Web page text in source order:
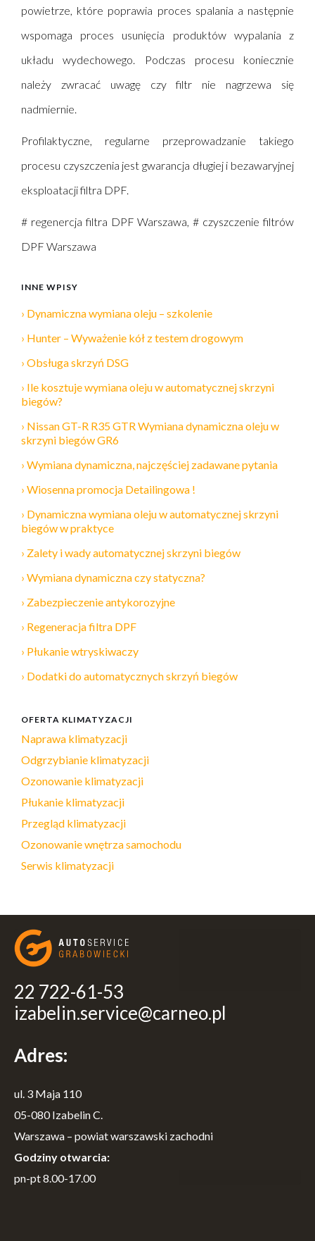
powietrze, które poprawia proces spalania a następnie
wspomaga proces usunięcia produktów wypalania z
układu wydechowego. Podczas procesu koniecznie
należy zwracać uwagę czy filtr nie nagrzewa się
nadmiernie.
Profilaktyczne, regularne przeprowadzanie takiego
procesu czyszczenia jest gwarancja długiej i bezawaryjnej
eksploatacji filtra DPF.
# regenercja filtra DPF Warszawa, # czyszczenie filtrów
DPF Warszawa
INNE WPISY
Dynamiczna wymiana oleju – szkolenie
Hunter – Wyważenie kół z testem drogowym
Obsługa skrzyń DSG
Ile kosztuje wymiana oleju w automatycznej skrzyni
biegów?
Nissan GT-R R35 GTR Wymiana dynamiczna oleju w
skrzyni biegów GR6
Wymiana dynamiczna, najczęściej zadawane pytania
Wiosenna promocja Detailingowa !
Dynamiczna wymiana oleju w automatycznej skrzyni
biegów w praktyce
Zalety i wady automatycznej skrzyni biegów
Wymiana dynamiczna czy statyczna?
Zabezpieczenie antykorozyjne
Regeneracja filtra DPF
Płukanie wtryskiwaczy
Dodatki do automatycznych skrzyń biegów
OFERTA KLIMATYZACJI
Naprawa klimatyzacji
Odgrzybianie klimatyzacji
Ozonowanie klimatyzacji
Płukanie klimatyzacji
Przegląd klimatyzacji
Ozonowanie wnętrza samochodu
Serwis klimatyzacji
22 722-61-53
izabelin.service@carneo.pl
Adres:
ul. 3 Maja 110
05-080 Izabelin C.
Warszawa – powiat warszawski zachodni
Godziny otwarcia:
pn-pt 8.00-17.00